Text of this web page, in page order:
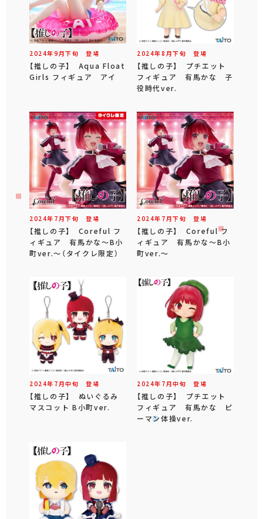
2024年9 月下旬 登場
【推しの子】 Aqua Float
Girls フィギュア アイ
2024年8 月下旬 登場
【推しの子】 プチエット
フィギュア 有馬かな 子
役時代ver.
2024年 7 月下旬 登場
【推しの子】 Coreful フ
ィギュア 有馬かな～B小
町ver.～（タイクレ限定）
2024年 7 月下旬 登場
【推しの子】 Coreful フ
ィギュア 有馬かな～B小
町ver.～
2024年 7 月中旬 登場
【推しの子】 ぬいぐるみ
マスコット B小町ver.
2024年 7 月中旬 登場
【推しの子】 プチエット
フィギュア 有馬かな ピ
ーマン体操ver.